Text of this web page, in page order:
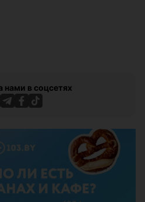
нами в соцсетях